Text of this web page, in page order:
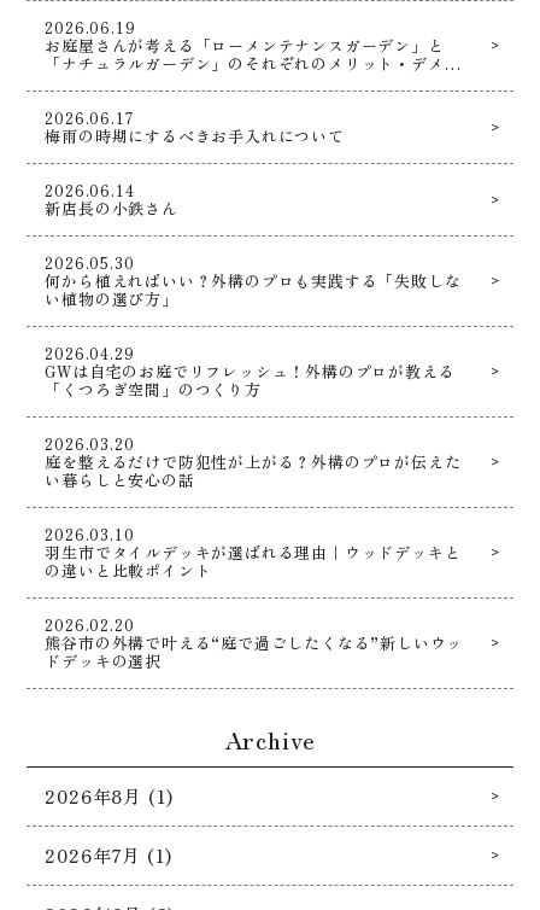
2026.06.19
お庭屋さんが考える「ローメンテナンスガーデン」と
「ナチュラルガーデン」のそれぞれのメリット・デメリ
2026.06.17
梅雨の時期にするべきお手入れについて
2026.06.14
新店長の小鉄さん
2026.05.30
何から植えればいい？外構のプロも実践する「失敗しな
い植物の選び方」
2026.04.29
GWは自宅のお庭でリフレッシュ！外構のプロが教える
「くつろぎ空間」のつくり方
2026.03.20
庭を整えるだけで防犯性が上がる？外構のプロが伝えた
い暮らしと安心の話
2026.03.10
羽生市でタイルデッキが選ばれる理由｜ウッドデッキと
の違いと比較ポイント
2026.02.20
熊谷市の外構で叶える“庭で過ごしたくなる”新しいウッ
ドデッキの選択
Archive
2026年8月 (1)
2026年7月 (1)